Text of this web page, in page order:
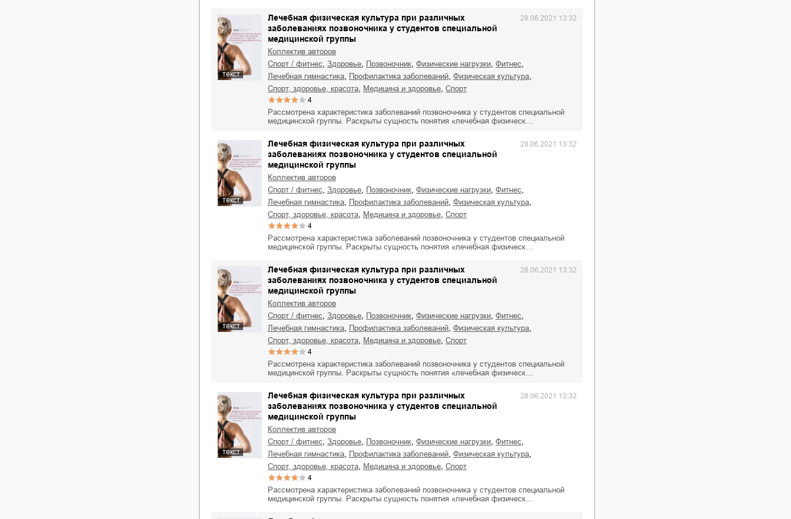
текст
Лечебная физическая культура при различных
заболеваниях позвоночника у студентов специальной
медицинской группы
28.06.2021 13:32
Коллектив авторов
спорт / фитнес
здоровье позвоночник физические нагрузки фитнес
лечебная гимнастика профилактика заболеваний физическая культура
спорт, здоровье, красота медицина и здоровье спорт
4
Рассмотрена характеристика заболеваний позвоночника у студентов специальной
медицинской группы. Раскрыты сущность понятия «лечебная физическ…
текст
Лечебная физическая культура при различных
заболеваниях позвоночника у студентов специальной
медицинской группы
28.06.2021 13:32
Коллектив авторов
спорт / фитнес
здоровье позвоночник физические нагрузки фитнес
лечебная гимнастика профилактика заболеваний физическая культура
спорт, здоровье, красота медицина и здоровье спорт
4
Рассмотрена характеристика заболеваний позвоночника у студентов специальной
медицинской группы. Раскрыты сущность понятия «лечебная физическ…
текст
Лечебная физическая культура при различных
заболеваниях позвоночника у студентов специальной
медицинской группы
28.06.2021 13:32
Коллектив авторов
спорт / фитнес
здоровье позвоночник физические нагрузки фитнес
лечебная гимнастика профилактика заболеваний физическая культура
спорт, здоровье, красота медицина и здоровье спорт
4
Рассмотрена характеристика заболеваний позвоночника у студентов специальной
медицинской группы. Раскрыты сущность понятия «лечебная физическ…
текст
Лечебная физическая культура при различных
заболеваниях позвоночника у студентов специальной
медицинской группы
28.06.2021 13:32
Коллектив авторов
спорт / фитнес
здоровье позвоночник физические нагрузки фитнес
лечебная гимнастика профилактика заболеваний физическая культура
спорт, здоровье, красота медицина и здоровье спорт
4
Рассмотрена характеристика заболеваний позвоночника у студентов специальной
медицинской группы. Раскрыты сущность понятия «лечебная физическ…